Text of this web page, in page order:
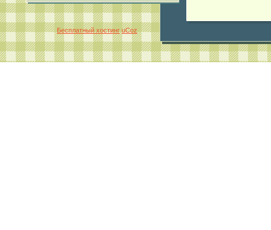
Бесплатный хостинг uCoz